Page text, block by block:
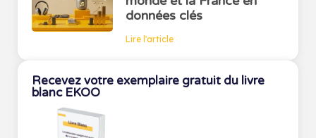
données clés
Lire l'article
Recevez votre exemplaire gratuit du livre
blanc EKOO